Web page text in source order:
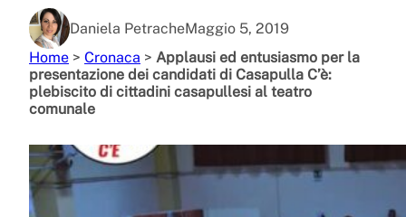
Daniela PetracheMaggio 5, 2019
Home > Cronaca > Applausi ed entusiasmo per la
presentazione dei candidati di Casapulla C’è:
plebiscito di cittadini casapullesi al teatro
comunale